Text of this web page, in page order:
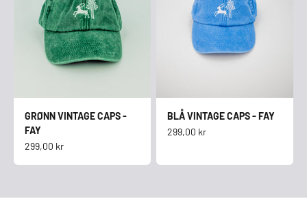
GRØNN VINTAGE CAPS -
FAY
Salgspris
299,00 kr
BLÅ VINTAGE CAPS - FAY
Salgspris
299,00 kr